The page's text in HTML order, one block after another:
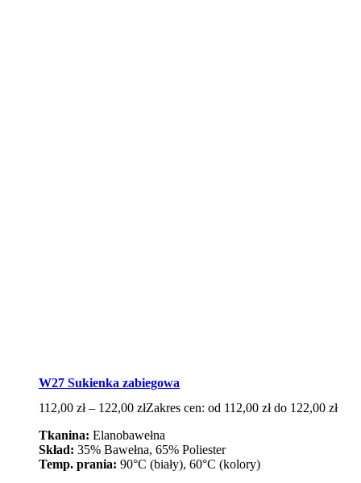
W27 Sukienka zabiegowa
112,00 zł – 122,00 złZakres cen: od 112,00 zł do 122,00 zł
Tkanina: Elanobawełna
Skład: 35% Bawełna, 65% Poliester
Temp. prania: 90°C (biały), 60°C (kolory)